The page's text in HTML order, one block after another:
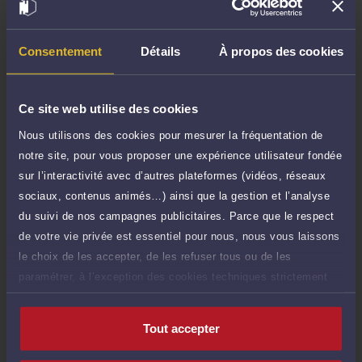
Consentement Détails À propos des cookies
Ce site web utilise des cookies
Nous utilisons des cookies pour mesurer la fréquentation de
notre site, pour vous proposer une expérience utilisateur fondée
sur l’interactivité avec d’autres plateformes (vidéos, réseaux
sociaux, contenus animés…) ainsi que la gestion et l’analyse
du suivi de nos campagnes publicitaires. Parce que le respect
de votre vie privée est essentiel pour nous, nous vous laissons
le choix de les accepter, de les refuser tous ou de les
paramétrer, à l’exception des cookies techniques strictement
nécessaires au fonctionnement du site.
Tout accepter
Demander un rappel
Question simple
de 1.000 caractères)
40 €
Poser une question
Consultation écrite
Etude de votre dossier + possibilité
d'ajout d'une pièce jointe
150 €
Consulter par écrit
Compétences